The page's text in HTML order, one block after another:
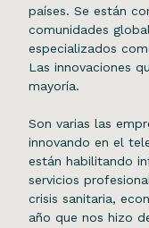
países. Se están
comunidades
especializados
Las innovaciones
mayoría.
Son varias las
innovando en el
están habilitando
servicios
crisis sanitaria,
año que nos hizo